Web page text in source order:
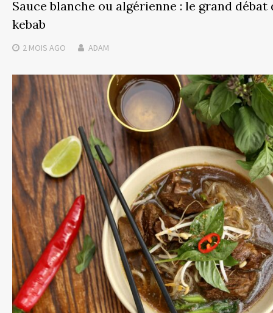
Sauce blanche ou algérienne : le grand débat
kebab
2 MOIS AGO ADAM